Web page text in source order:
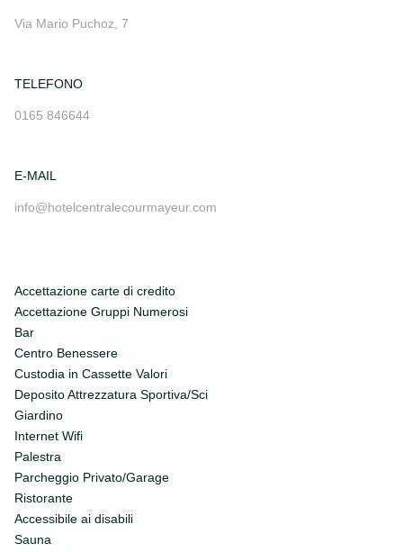
Via Mario Puchoz, 7
TELEFONO
0165 846644
E-MAIL
info@hotelcentralecourmayeur.com
Accettazione carte di credito
Accettazione Gruppi Numerosi
Bar
Centro Benessere
Custodia in Cassette Valori
Deposito Attrezzatura Sportiva/Sci
Giardino
Internet Wifi
Palestra
Parcheggio Privato/Garage
Ristorante
Accessibile ai disabili
Sauna